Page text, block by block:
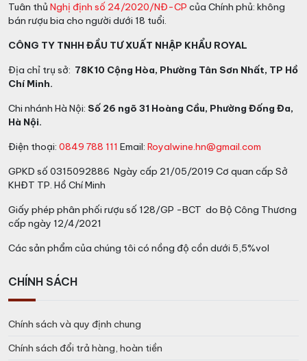
Kết hợp món ăn:Kết hợp với các món từ thịt đỏ như
thịt bò bít tết, sườn cừu nướng.
là 16 đến 18 độ C.
Tuân thủ Nghị định số 24/2020/NĐ-CP của Chính phủ: không
bán rượu bia cho người dưới 18 tuổi.
CÔNG TY TNHH ĐẦU TƯ XUẤT NHẬP KHẨU ROYAL
Địa chỉ trụ sở: 78K10 Cộng Hòa, Phường Tân Sơn Nhất, TP Hồ
Chí Minh.
Chi nhánh Hà Nội: Số 26 ngõ 31 Hoàng Cầu, Phường Đống Đa,
Hà Nội.
Điện thoại: 0849 788 111 Email: Royalwine.hn@gmail.com
GPKD số 0315092886 Ngày cấp 21/05/2019 Cơ quan cấp Sở
KHĐT TP. Hồ Chí Minh
Giấy phép phân phối rượu số 128/GP -BCT do Bộ Công Thương
cấp ngày 12/4/2021
Các sản phẩm của chúng tôi có nồng độ cồn dưới 5,5%vol
CHÍNH SÁCH
Chính sách và quy định chung
Chính sách đổi trả hàng, hoàn tiền